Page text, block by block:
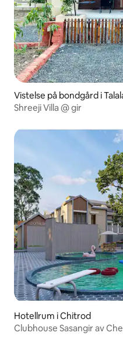
Vistelse på bondgård i
Shreeji Villa @ gir
Hotellrum i Chitrod
Clubhouse Sasangir av